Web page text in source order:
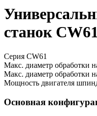
станок
Серия CW61
Макс. диаметр обработки
Макс. диаметр обработки
Мощность двигателя
Основная